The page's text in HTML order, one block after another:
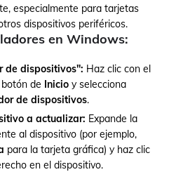
especialmente para tarjetas
dispositivos periféricos.
en Windows:
de dispositivos": Haz clic con el
de Inicioy selecciona
de dispositivos.
a actualizar: Expande la
al dispositivo (por ejemplo,
para la tarjeta gráfica) y haz clic
en el dispositivo.